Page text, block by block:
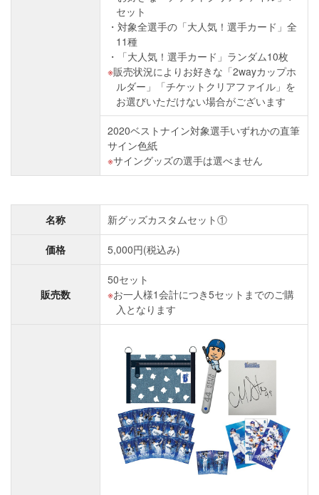
セット
対象全選手の「大人気！選手カード」全
11種
「大人気！選手カード」ランダム10枚
販売状況によりお好きな「2wayカップホ
ルダー」「チケットクリアファイル」を
お選びいただけない場合がございます
2020ベストナイン対象選手いずれかの直筆
サイン色紙
サイングッズの選手は選べません
名称 新グッズカスタムセット①
価格 5,000円(税込み)
販売数
50セット
お一人様1会計につき5セットまでのご購
入となります